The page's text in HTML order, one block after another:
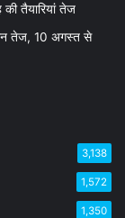
तैयारियां तेज
तेज, 10 अगस्त से
3,138
1,572
1,350